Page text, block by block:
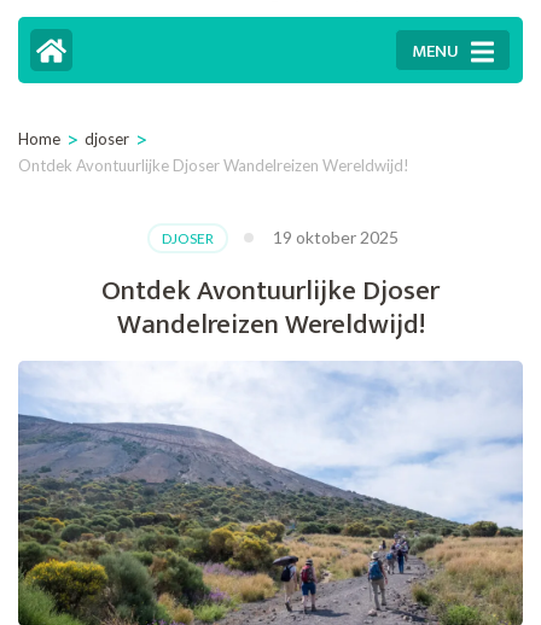
MENU
Home > djoser >
Ontdek Avontuurlijke Djoser Wandelreizen Wereldwijd!
DJOSER 19 oktober 2025
Ontdek Avontuurlijke Djoser
Wandelreizen Wereldwijd!